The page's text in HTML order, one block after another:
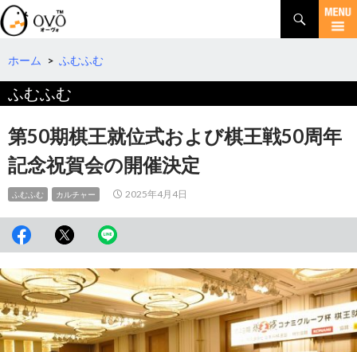
検
索
コ
テ
へ
動
ホーム > ふむふむ
ふむふむ
第50期棋王就位式および棋王戦50周年
記念祝賀会の開催決定
ふむふむ カルチャー 2025年4月4日